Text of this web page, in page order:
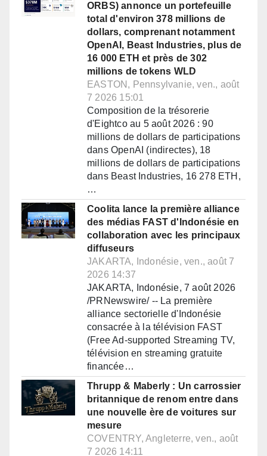
ORBS) annonce un portefeuille
total d'environ 378 millions de
dollars, comprenant notamment
OpenAI, Beast Industries, plus de
16 000 ETH et près de 302
millions de tokens WLD
EASTON, Pennsylvanie, ven., août
7 2026 15:01
Composition de la trésorerie
d'Eightco au 5 août 2026 : 90
millions de dollars de participations
dans OpenAI (indirectes), 18
millions de dollars de participations
dans Beast Industries, 16 278 ETH,
…
Coolita lance la première alliance
des médias FAST d'Indonésie en
collaboration avec les principaux
diffuseurs
JAKARTA, Indonésie, ven., août 7
2026 14:37
JAKARTA, Indonésie, 7 août 2026
/PRNewswire/ -- La première
alliance sectorielle d'Indonésie
consacrée à la télévision FAST
(Free Ad-supported Streaming TV,
télévision en streaming gratuite
financée…
Thrupp & Maberly : Un carrossier
britannique de renom entre dans
une nouvelle ère de voitures sur
mesure
COVENTRY, Angleterre, ven., août
7 2026 14:11